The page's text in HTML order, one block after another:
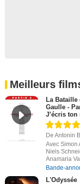
Meilleurs
La Bataille
Gaulle -
J’écris ton
De Antonin
Avec Simon
Niels
Anamaria
Bande-
L'Odyssée